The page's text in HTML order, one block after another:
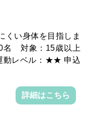
くい身体を目指しま
名 対象：15歳以上
動レベル：★★ 申込
詳細はこちら